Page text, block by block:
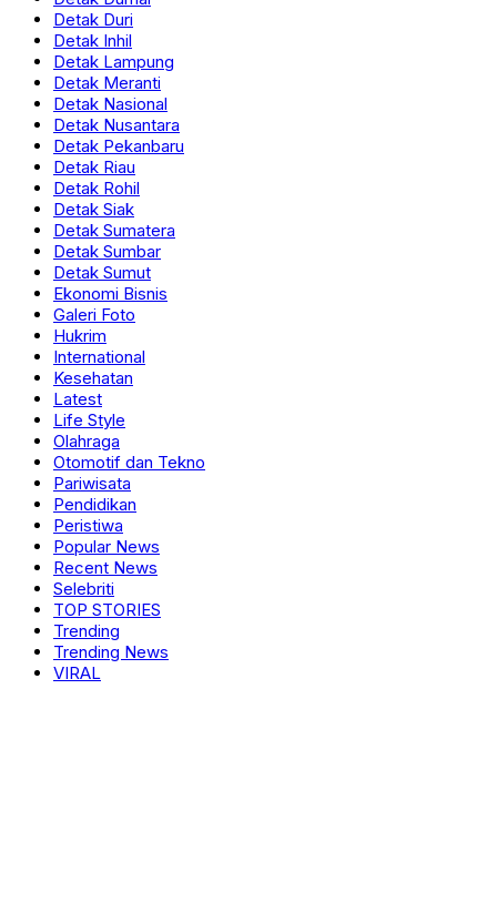
Detak Duri
Detak Inhil
Detak Lampung
Detak Meranti
Detak Nasional
Detak Nusantara
Detak Pekanbaru
Detak Riau
Detak Rohil
Detak Siak
Detak Sumatera
Detak Sumbar
Detak Sumut
Ekonomi Bisnis
Galeri Foto
Hukrim
International
Kesehatan
Latest
Life Style
Olahraga
Otomotif dan Tekno
Pariwisata
Pendidikan
Peristiwa
Popular News
Recent News
Selebriti
TOP STORIES
Trending
Trending News
VIRAL